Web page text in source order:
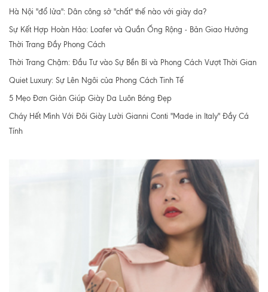
Hà Nội "đổ lửa": Dân công sở "chất" thế nào với giày da?
Sự Kết Hợp Hoàn Hảo: Loafer và Quần Ống Rộng - Bản Giao Hưởng
Thời Trang Đầy Phong Cách
Thời Trang Chậm: Đầu Tư vào Sự Bền Bỉ và Phong Cách Vượt Thời Gian
Quiet Luxury: Sự Lên Ngôi của Phong Cách Tinh Tế
5 Mẹo Đơn Giản Giúp Giày Da Luôn Bóng Đẹp
Cháy Hết Mình Với Đôi Giày Lười Gianni Conti "Made in Italy" Đầy Cá
Tính